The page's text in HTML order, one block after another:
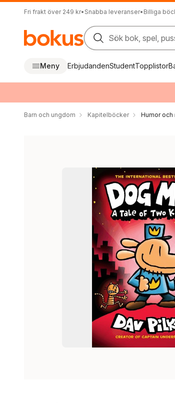
Fri frakt över 249 kr• Snabba leveranser• Billiga
Sök bok, spel,
Meny ErbjudandenStudentTopplistor
Barn och ungdom Kapitelböcker Humor